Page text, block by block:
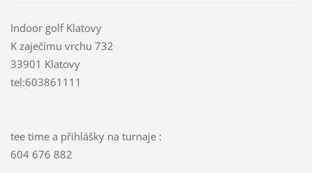
Indoor golf Klatovy
K zaječímu vrchu 732
33901 Klatovy
tel:603861111
tee time a přihlášky na turnaje :
604 676 882